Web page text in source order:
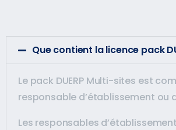
Que contient la licence pack
Le pack DUERP Multi-sites est
responsable d’établissement ou
Les responsables